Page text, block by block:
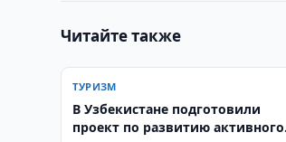
Читайте также
ТУРИЗМ
В Узбекистане подготовили
проект по развитию активного